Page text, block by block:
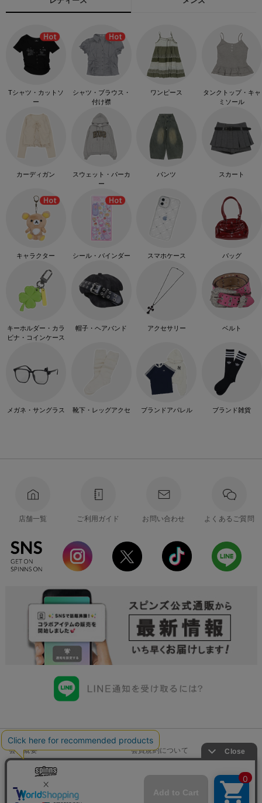
Tシャツ・カットソ
ー
シャツ・ブラウス・
付け襟
ワンピース
タンクトップ・キャ
ミソール
カーディガン
スウェット・パーカ
ー
パンツ スカート
キャラクター シール・バインダー スマホケース バッグ
キーホルダー・カラ
ビナ・コインケース
帽子・ヘアバンド アクセサリー ベルト
メガネ・サングラス 靴下・レッグアクセ ブランドアパレル ブランド雑貨
店舗一覧 ご利用ガイド お問い合わせ よくあるご質問
会社概要 会員規約について
店舗一覧
特定商取引法に基づく表示 古物商許可申請番号一覧